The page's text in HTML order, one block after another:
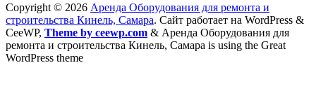
Copyright © 2026 Аренда Оборудования для ремонта и
строительства Кинель, Самара. Сайт работает на WordPress &
CeeWP, Theme by ceewp.com & Аренда Оборудования для
ремонта и строительства Кинель, Самара is using the Great
WordPress theme